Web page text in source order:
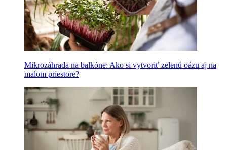
Mikrozáhrada na balkóne: Ako si vytvoriť zelenú oázu aj na
malom priestore?